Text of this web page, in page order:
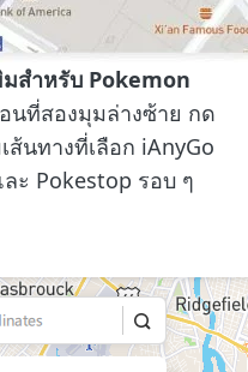
สำหรับ Pokemon
นที่สองมุมล่างซ้าย กด
ส้นทางที่เลือก iAnyGo
ะ Pokestop รอบ ๆ